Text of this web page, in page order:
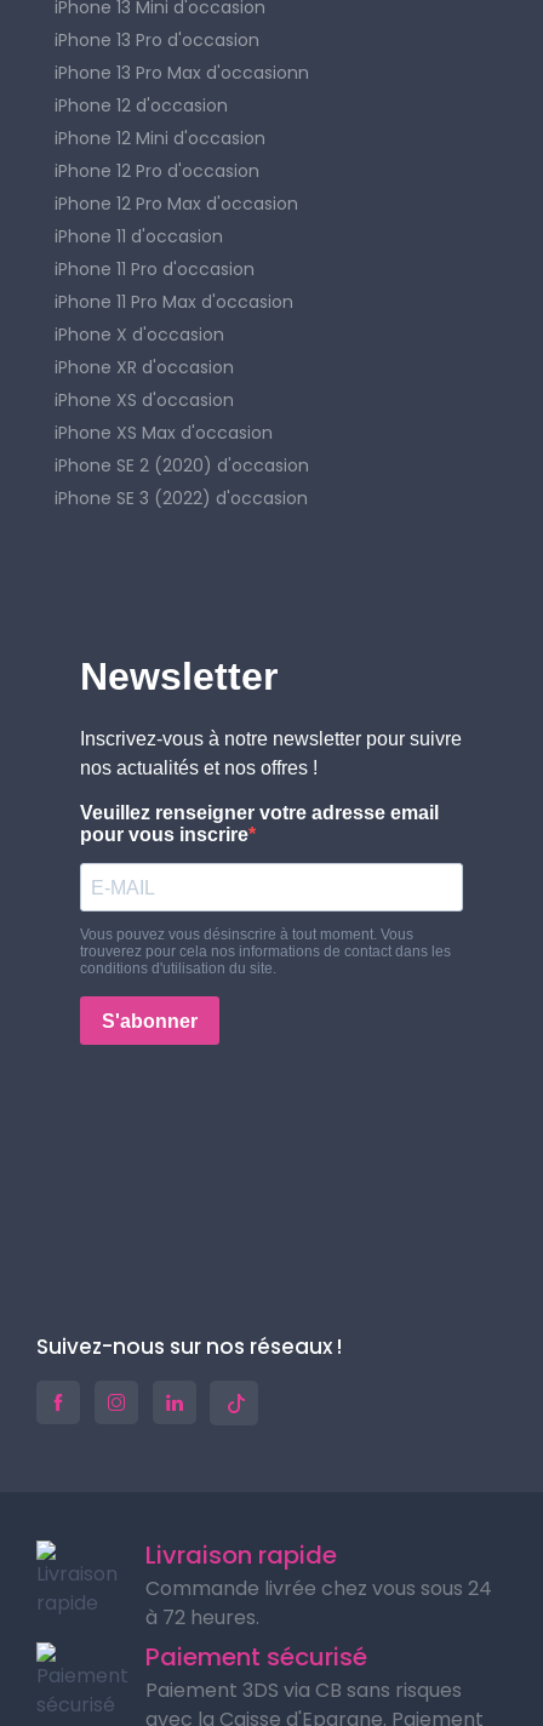
iPhone 13 Mini d'occasion
iPhone 13 Pro d'occasion
iPhone 13 Pro Max d'occasionn
iPhone 12 d'occasion
iPhone 12 Mini d'occasion
iPhone 12 Pro d'occasion
iPhone 12 Pro Max d'occasion
iPhone 11 d'occasion
iPhone 11 Pro d'occasion
iPhone 11 Pro Max d'occasion
iPhone X d'occasion
iPhone XR d'occasion
iPhone XS d'occasion
iPhone XS Max d'occasion
iPhone SE 2 (2020) d'occasion
iPhone SE 3 (2022) d'occasion
Suivez-nous sur nos réseaux !
Livraison rapide
Commande livrée chez vous sous 24
à 72 heures.
Paiement sécurisé
Paiement 3DS via CB sans risques
avec la Caisse d'Epargne. Paiement